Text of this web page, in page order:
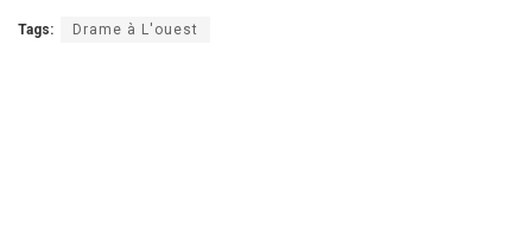
Tags: Drame à L'ouest